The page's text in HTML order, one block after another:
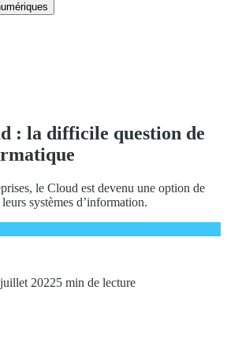
: la difficile question de
le Cloud est devenu une option de
systèmes d’information.
20225 min de lecture